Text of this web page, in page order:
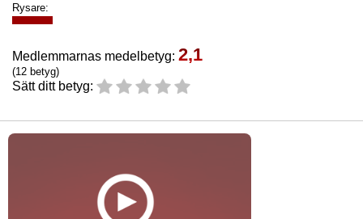
Rysare:
Medlemmarnas medelbetyg: 2,1
(12 betyg)
Sätt ditt betyg: